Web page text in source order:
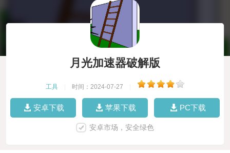
月光加速器破解版
工具 时间：2024-07-27
安卓下载 苹果下载 PC下载
安卓市场，安全绿色